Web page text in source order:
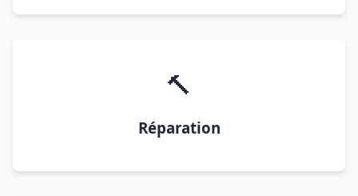
🔨
Réparation